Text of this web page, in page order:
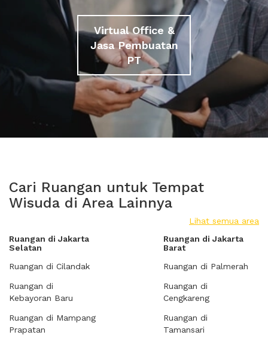
Virtual Office &
Jasa Pembuatan
PT
Cari Ruangan untuk Tempat
Wisuda di Area Lainnya
Lihat semua area
Ruangan di Jakarta
Selatan
Ruangan di Cilandak
Ruangan di
Kebayoran Baru
Ruangan di Mampang
Prapatan
Ruangan di Jakarta
Barat
Ruangan di Palmerah
Ruangan di
Cengkareng
Ruangan di
Tamansari